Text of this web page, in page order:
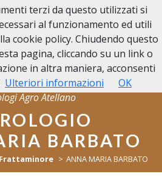
Agro Atellano
BARBATO
Frattaminore ANNA MARIA BARBATO
terzi da questo utilizzati si
al funzionamento ed utili
cookie policy. Chiudendo questo
pagina, cliccando su un link o
in altra maniera, acconsenti
Ulteriori informazioni OK